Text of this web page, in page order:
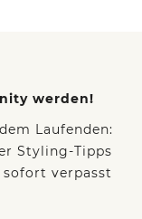
werden!
Laufenden:
Styling-Tipps
verpasst